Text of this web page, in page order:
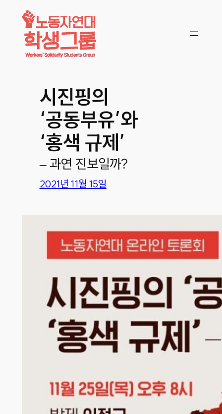
콘텐츠로
바로가기
시진핑의
‘공동부유’와
‘홍색 규제’
– 과연 진보일까?
2021년 11월 15일